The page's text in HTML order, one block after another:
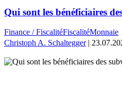
Qui sont les bénéficiaires
Finance / FiscalitéFiscalitéMonnaie
Christoph A. Schaltegger|